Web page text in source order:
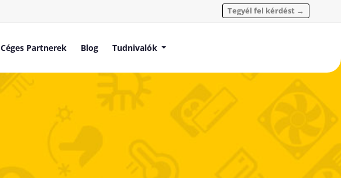
Tegyél fel kérdést →
Céges Partnerek Blog Tudnivalók